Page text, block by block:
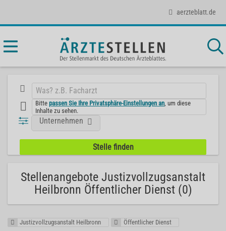
aerzteblatt.de
Bittepassen Sie Ihre Privatsphäre-Einstellungen an , um diese
Inhalte zu sehen.
Unternehmen
Stellenangebote Justizvollzugsanstalt
Heilbronn Öffentlicher Dienst (0)
Justizvollzugsanstalt Heilbronn Öffentlicher Dienst